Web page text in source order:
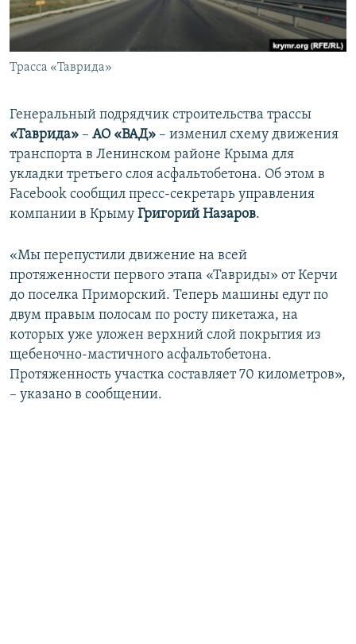
ПОБЕДИТЕЛЕЙ НЕ СУДЯТ?
ELIFBE
ПРИСОЕДИНЯЙТЕСЬ!
Все сайты RFE/RL
Трасса «Таврида»
Генеральный подрядчик строительства трассы
«Таврида» – АО «ВАД» – изменил схему движения
транспорта в Ленинском районе Крыма для
укладки третьего слоя асфальтобетона. Об этом в
Facebook сообщил пресс-секретарь управления
компании в Крыму Григорий Назаров.
«Мы перепустили движение на всей
протяженности первого этапа «Тавриды» от Керчи
до поселка Приморский. Теперь машины едут по
двум правым полосам по росту пикетажа, на
которых уже уложен верхний слой покрытия из
щебеночно-мастичного асфальтобетона.
Протяженность участка составляет 70 километров»,
– указано в сообщении.